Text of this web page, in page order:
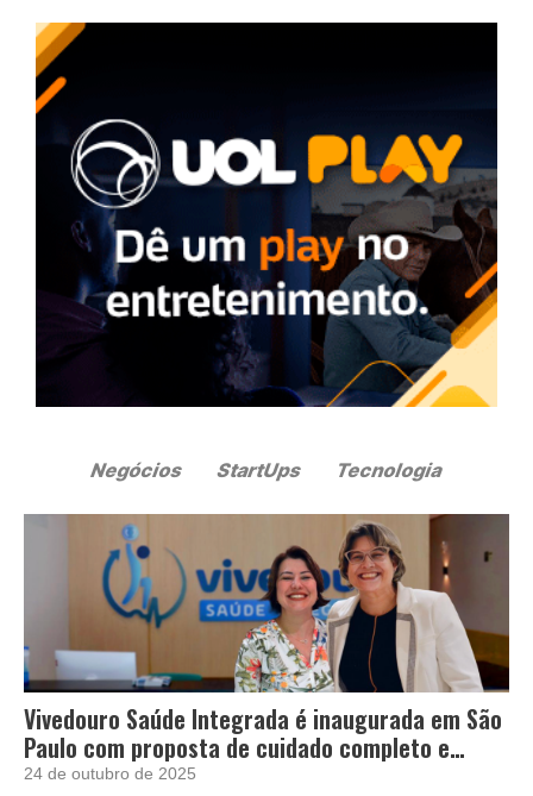
Vivedouro Saúde Integrada é inaugurada em São
Paulo com proposta de cuidado completo e
acolhedor
24 de outubro de 2025